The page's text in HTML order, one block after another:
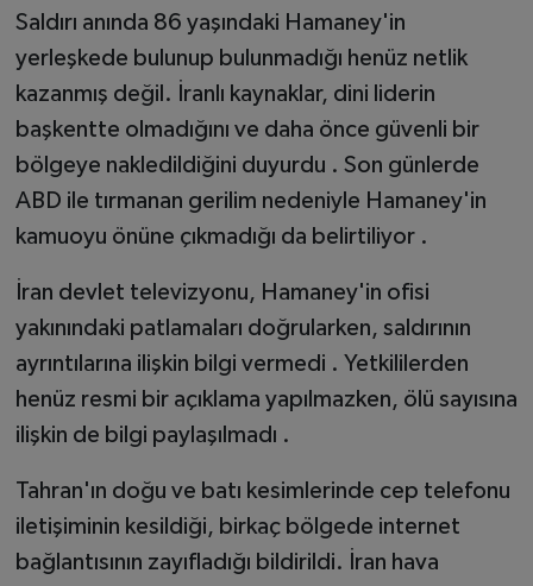
Saldırı anında 86 yaşındaki Hamaney'in
yerleşkede bulunup bulunmadığı henüz netlik
kazanmış değil. İranlı kaynaklar, dini liderin
başkentte olmadığını ve daha önce güvenli bir
bölgeye nakledildiğini duyurdu . Son günlerde
ABD ile tırmanan gerilim nedeniyle Hamaney'in
kamuoyu önüne çıkmadığı da belirtiliyor .
İran devlet televizyonu, Hamaney'in ofisi
yakınındaki patlamaları doğrularken, saldırının
ayrıntılarına ilişkin bilgi vermedi . Yetkililerden
henüz resmi bir açıklama yapılmazken, ölü sayısına
ilişkin de bilgi paylaşılmadı .
Tahran'ın doğu ve batı kesimlerinde cep telefonu
iletişiminin kesildiği, birkaç bölgede internet
bağlantısının zayıfladığı bildirildi. İran hava